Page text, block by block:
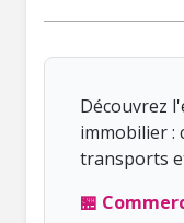
Découvrez
immobilier :
transports
🏪